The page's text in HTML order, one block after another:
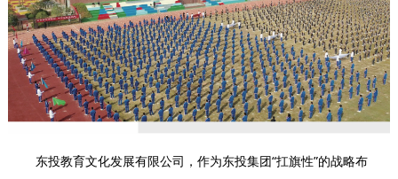
东投教育文化发展有限公司，作为东投集团“扛旗性”的战略布